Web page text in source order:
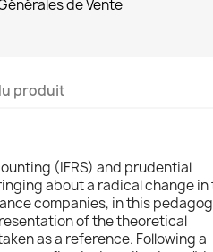
de Vente
produit
(IFRS) and prudential
about a radical change in
companies, in this
of the theoretical
as a reference. Following a